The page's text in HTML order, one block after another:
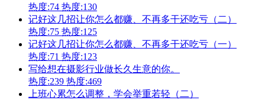
热度:74 热度:130
记好这几招让你怎么都赚、不再多干还吃亏（二）
热度:75 热度:125
记好这几招让你怎么都赚、不再多干还吃亏（一）
热度:71 热度:123
写给想在摄影行业做长久生意的你。
热度:239 热度:469
上班心累怎么调整，学会举重若轻（二）